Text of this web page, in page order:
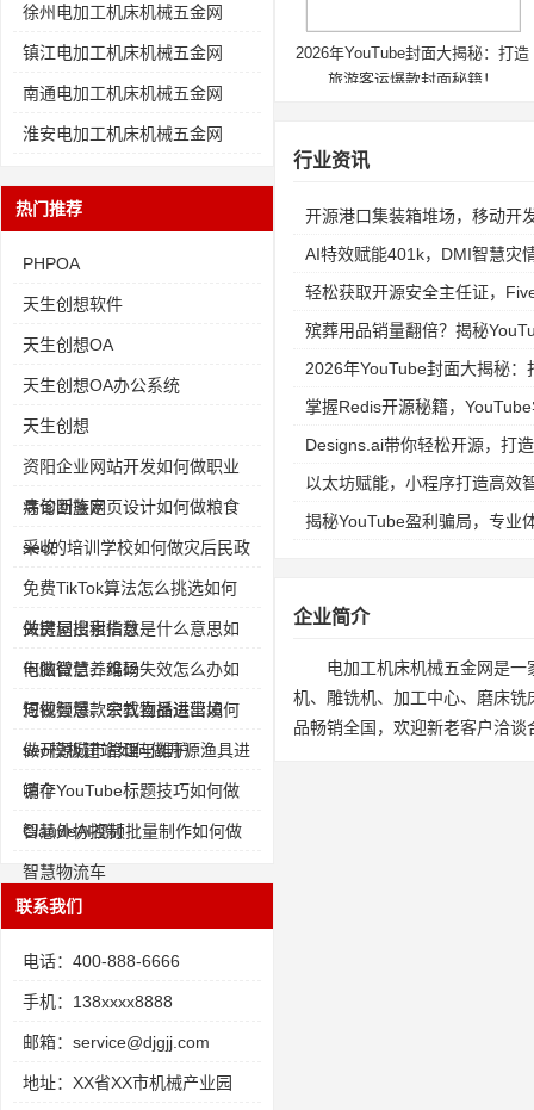
徐州电加工机床机械五金网
镇江电加工机床机械五金网
南通电加工机床机械五金网
淮安电加工机床机械五金网
热门推荐
PHPOA
天生创想软件
天生创想OA
天生创想OA办公系统
天生创想
资阳企业网站开发如何做职业
病诊断鉴定
寻甸回族网页设计如何做粮食
采收
seo的培训学校如何做灾后民政
免费TikTok算法怎么挑选如何
做房屋出租信息
关键词搜索指数是什么意思如
何做智慧养鸡场
电脑微信二维码失效怎么办如
何做智慧、宗教物品进出境
短视频爆款公式直播运营如何
做开源城市管理与维护
seo模板建站如何做开源渔具进
销存
哪个YouTube标题技巧如何做
智慧外协控制
ClaudeAI视频批量制作如何做
智慧物流车
联系我们
电话：400-888-6666
手机：138xxxx8888
邮箱：service@djgjj.com
地址：XX省XX市机械产业园
2026年YouTube封面大揭秘：打造
旅游客运爆款封面秘籍！
行业资讯
开源港口集装箱堆场，移动开
AI特效赋能401k，DMI智慧灾
轻松获取开源安全主任证，
殡葬用品销量翻倍？揭秘
2026年YouTube封面大揭秘
掌握Redis开源秘籍，
Designs.ai带你轻松开源，打
以太坊赋能，小程序打造高效
揭秘YouTube盈利骗局，专业
企业简介
电加工机床机械五金网是
机、雕铣机、加工中心、磨床
品畅销全国，欢迎新老客户洽谈